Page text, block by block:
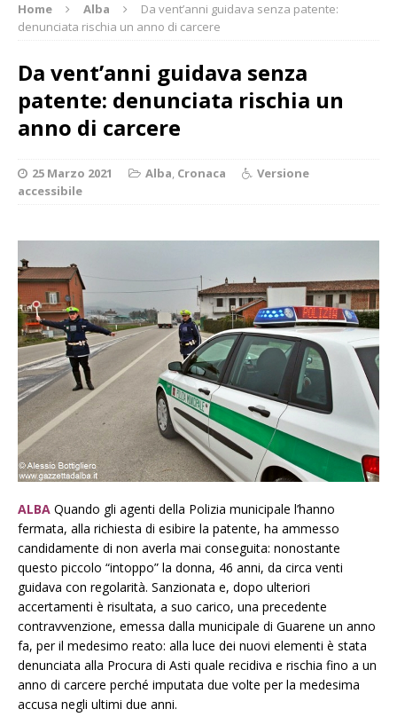
Home Alba
Da vent’anni guidava senza patente:
denunciata rischia un anno di carcere
Da vent’anni guidava senza
patente: denunciata rischia un
anno di carcere
25 Marzo 2021 Alba, Cronaca
Versione
accessibile
ALBA Quando gli agenti della Polizia municipale l’hanno
fermata, alla richiesta di esibire la patente, ha ammesso
candidamente di non averla mai conseguita: nonostante
questo piccolo “intoppo” la donna, 46 anni, da circa venti
guidava con regolarità. Sanzionata e, dopo ulteriori
accertamenti è risultata, a suo carico, una precedente
contravvenzione, emessa dalla municipale di Guarene un anno
fa, per il medesimo reato: alla luce dei nuovi elementi è stata
denunciata alla Procura di Asti quale recidiva e rischia fino a un
anno di carcere perché imputata due volte per la medesima
accusa negli ultimi due anni.